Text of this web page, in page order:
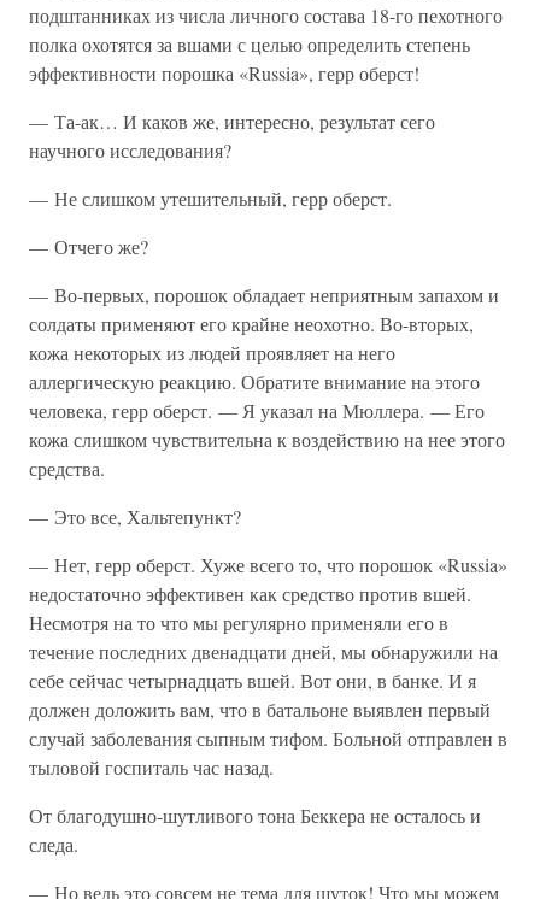
подштанниках из числа личного состава 18-го пехотного
полка охотятся за вшами с целью определить степень
эффективности порошка «Russia», герр оберст!
— Та-ак… И каков же, интересно, результат сего
научного исследования?
— Не слишком утешительный, герр оберст.
— Отчего же?
— Во-первых, порошок обладает неприятным запахом и
солдаты применяют его крайне неохотно. Во-вторых,
кожа некоторых из людей проявляет на него
аллергическую реакцию. Обратите внимание на этого
человека, герр оберст. — Я указал на Мюллера. — Его
кожа слишком чувствительна к воздействию на нее этого
средства.
— Это все, Хальтепункт?
— Нет, герр оберст. Хуже всего то, что порошок «Russia»
недостаточно эффективен как средство против вшей.
Несмотря на то что мы регулярно применяли его в
течение последних двенадцати дней, мы обнаружили на
себе сейчас четырнадцать вшей. Вот они, в банке. И я
должен доложить вам, что в батальоне выявлен первый
случай заболевания сыпным тифом. Больной отправлен в
тыловой госпиталь час назад.
От благодушно-шутливого тона Беккера не осталось и
следа.
— Но ведь это совсем не тема для шуток! Что мы можем